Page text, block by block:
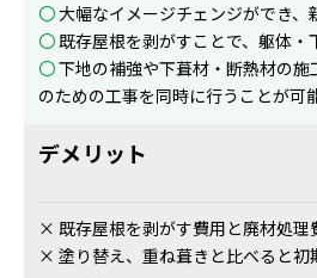
〇大幅なイメージチェンジができ、
〇既存屋根を剥がすことで、躯体・
〇下地の補強や下葺材・断熱材の
のための工事を同時に行うことが可
デメリット
× 既存屋根を剥がす費用と廃材処理
× 塗り替え、重ね葺きと比べると初